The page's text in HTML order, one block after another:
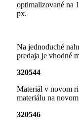
optimalizované na
px.
Na jednoduché
predaja je vhodné
320544
Materiál v novom
materiálu na
320546